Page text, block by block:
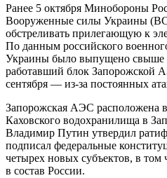
Ранее 5 октября Минобороны
Вооруженные силы Украины
обстреливать прилегающую к
По данным российского
Украины было выпущено свыше
работавший блок Запорожской
сентября — из-за постоянных
Запорожская АЭС расположена
Каховского водохранилища в
Владимир Путин утвердил
подписал федеральные
четырех новых субъектов, в том
в состав России.